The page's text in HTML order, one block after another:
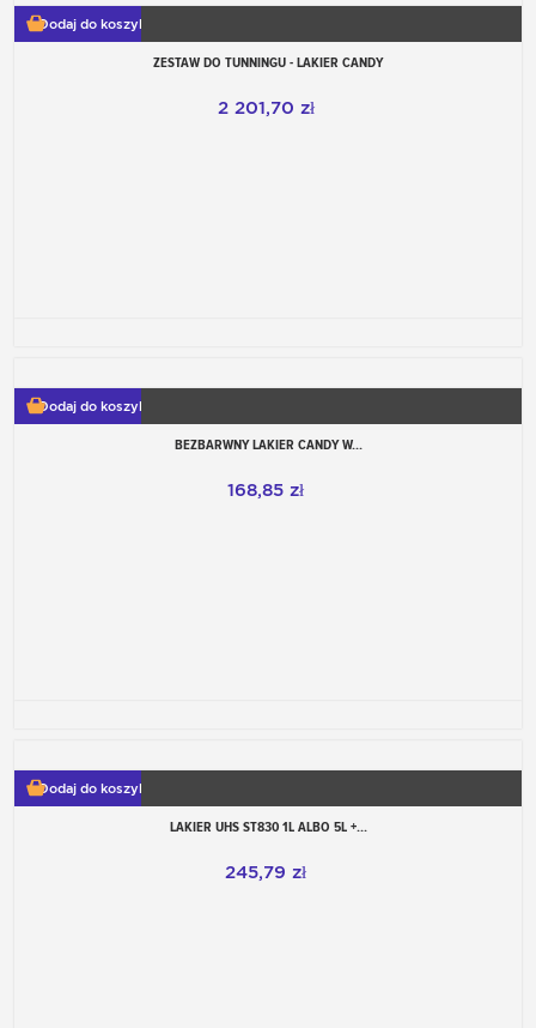
Dodaj do koszyka
ZESTAW DO TUNNINGU - LAKIER CANDY
2 201,70 zł
Dodaj do koszyka
BEZBARWNY LAKIER CANDY W...
168,85 zł
Dodaj do koszyka
LAKIER UHS ST830 1L ALBO 5L +...
245,79 zł